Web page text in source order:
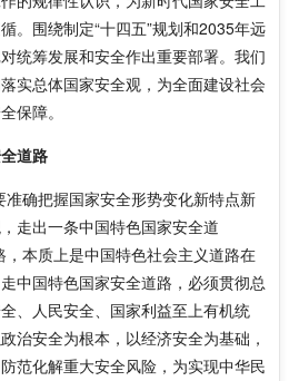
。围绕制定“十四五”规划和2035年远
统筹发展和安全作出重要部署。我们
实总体国家安全观，为全面建设社会
保障。
道路
准确把握国家安全形势变化新特点新
走出一条中国特色国家安全道
，本质上是中国特色社会主义道路在
中国特色国家安全道路，必须贯彻总
、人民安全、国家利益至上有机统
治安全为根本，以经济安全为基础，
范化解重大安全风险，为实现中华民